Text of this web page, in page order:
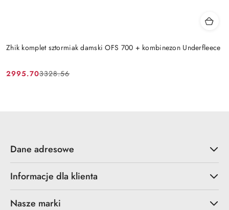
Zhik komplet sztormiak damski OFS 700 + kombinezon Underfleece
Cena
2995.70
Cena
3328.56
Dane adresowe
Informacje dla klienta
Nasze marki